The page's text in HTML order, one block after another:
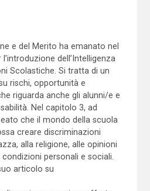
e del Merito ha emanato nel
dell’Intelligenza
Scolastiche. Si tratta di un
rischi, opportunità e
riguarda anche gli alunni/e e
Nel capitolo 3, ad
che il mondo della scuola
creare discriminazioni
alla religione, alle opinioni
personali e sociali.
articolo su